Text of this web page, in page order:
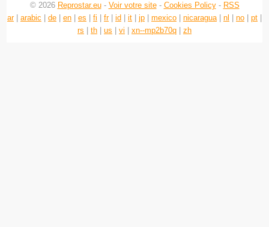
© 2026 Reprostar.eu- Voir votre site- Cookies Policy- RSS
ar| arabic de en es fi fr| id it jp mexico nicaragua| nl no pt
rs
th us vi xn--mp2b70q zh